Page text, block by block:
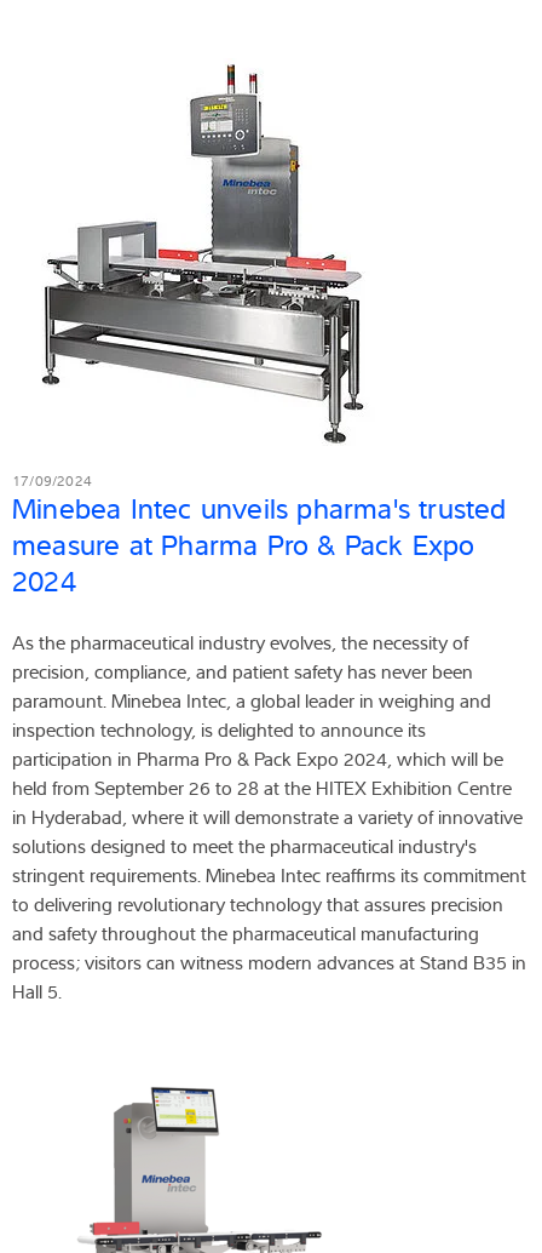
17/09/2024
Minebea Intec unveils pharma's trusted
measure at Pharma Pro & Pack Expo
2024
As the pharmaceutical industry evolves, the necessity of
precision, compliance, and patient safety has never been
paramount. Minebea Intec, a global leader in weighing and
inspection technology, is delighted to announce its
participation in Pharma Pro & Pack Expo 2024, which will be
held from September 26 to 28 at the HITEX Exhibition Centre
in Hyderabad, where it will demonstrate a variety of innovative
solutions designed to meet the pharmaceutical industry's
stringent requirements. Minebea Intec reaffirms its commitment
to delivering revolutionary technology that assures precision
and safety throughout the pharmaceutical manufacturing
process; visitors can witness modern advances at Stand B35 in
Hall 5.